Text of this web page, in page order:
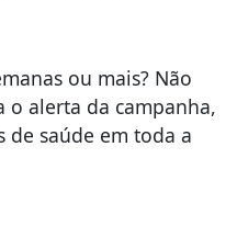
ou mais? Não
o alerta da campanha,
saúde em toda a